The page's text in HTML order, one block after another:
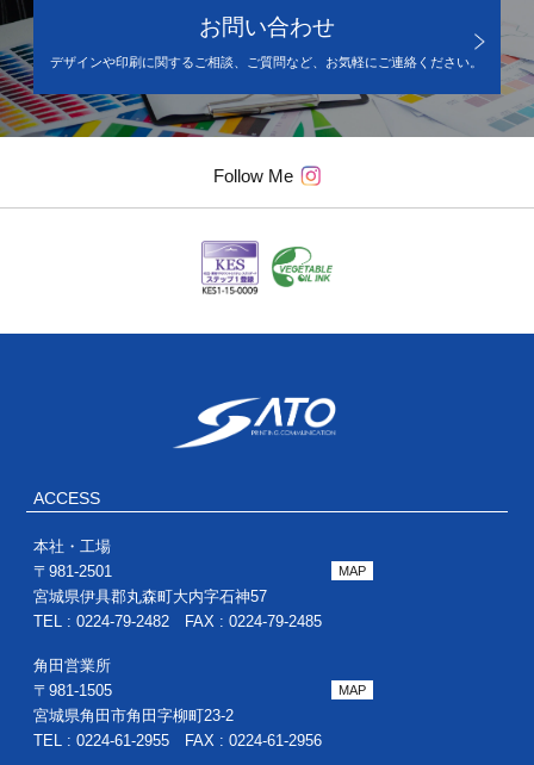
お問い合わせ
デザインや印刷に関するご相談、ご質問など、お気軽にご連絡ください。
Follow Me
ACCESS
MAP
本社・工場
〒981-2501
宮城県伊具郡丸森町大内字石神57
TEL : 0224-79-2482 FAX : 0224-79-2485
MAP
角田営業所
〒981-1505
宮城県角田市角田字柳町23-2
TEL : 0224-61-2955 FAX : 0224-61-2956